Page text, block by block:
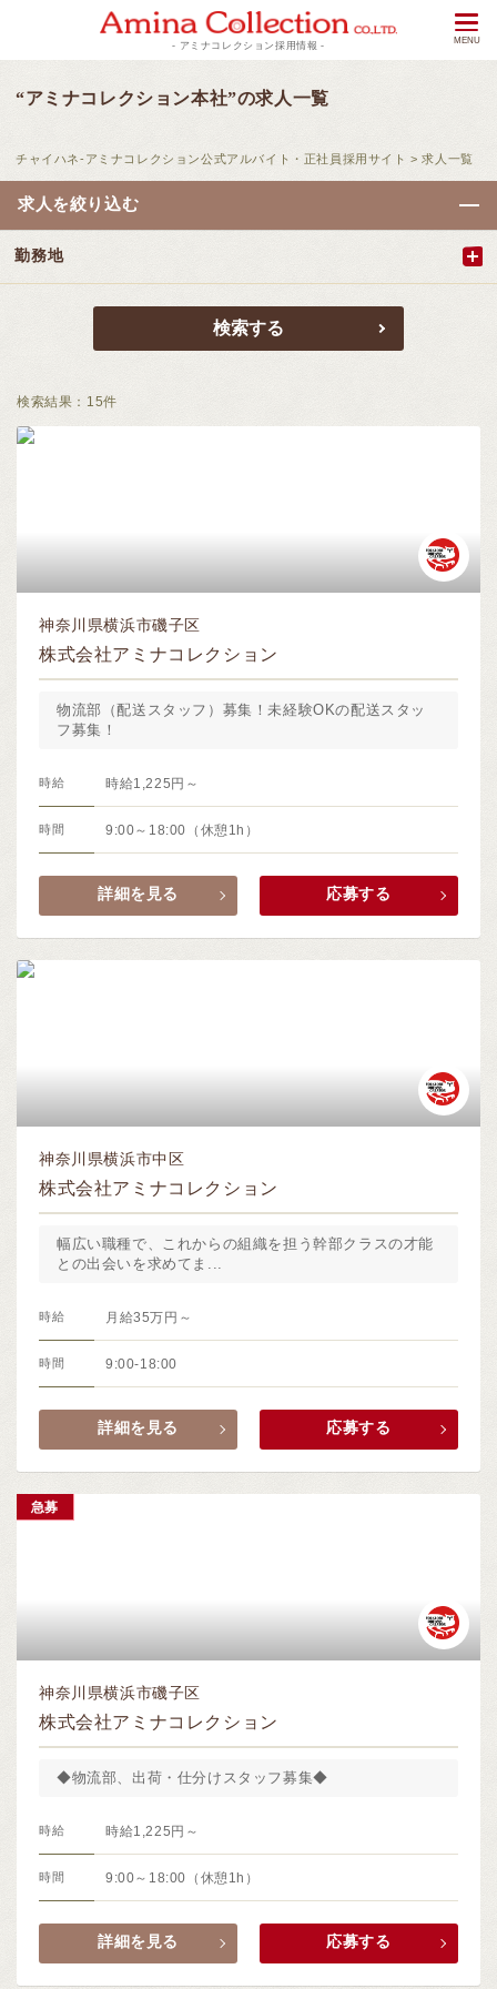
- アミナコレクション採用情報 -
“アミナコレクション本社”の求人一覧
チャイハネ-アミナコレクション公式アルバイト・正社員採用サイト > 求人一覧
求人を絞り込む
勤務地
検索結果： 15件
神奈川県横浜市磯子区
株式会社アミナコレクション
物流部（配送スタッフ）募集！未経験OKの配送スタッ
フ募集！
時給 時給1,225円～
時間 9:00～18:00（休憩1h）
詳細を見る 応募する
神奈川県横浜市中区
株式会社アミナコレクション
幅広い職種で、これからの組織を担う幹部クラスの才能
との出会いを求めてま...
時給 月給35万円～
時間 9:00-18:00
詳細を見る 応募する
神奈川県横浜市磯子区
株式会社アミナコレクション
◆物流部、出荷・仕分けスタッフ募集◆
時給 時給1,225円～
時間 9:00～18:00（休憩1h）
急募
詳細を見る 応募する